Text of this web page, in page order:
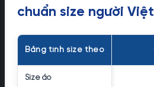
chuẩn size người
Bảng tính size theo
Size áo